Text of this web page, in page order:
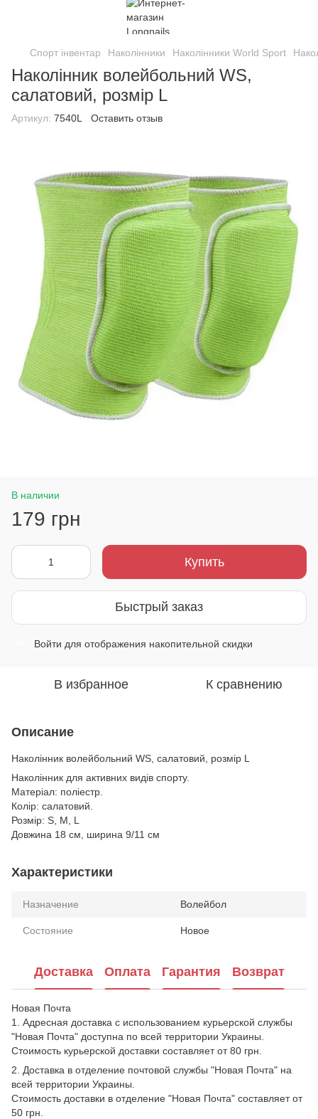
Спорт інвентар Наколінники Наколінники World Sport
Наколінник волейбольний WS,
салатовий, розмір L
Артикул: 7540L Оставить отзыв
В наличии
179 грн
Купить
Быстрый заказ
Войти для отображения накопительной скидки
В избранное К сравнению
Описание
Наколінник волейбольний WS, салатовий, розмір L
Наколінник для активних видів спорту.
Матеріал: поліестр.
Колір: салатовий.
Розмір: S, M, L
Довжина 18 см, ширина 9/11 cм
Характеристики
Назначение Волейбол
Состояние Новое
Доставка Оплата Гарантия Возврат
Новая Почта
1. Адресная доставка с использованием курьерской службы
"Новая Почта" доступна по всей территории Украины.
Стоимость курьерской доставки составляет от 80 грн.
2. Доставка в отделение почтовой службы "Новая Почта" на
всей территории Украины.
Стоимость доставки в отделение "Новая Почта" составляет от
50 грн.